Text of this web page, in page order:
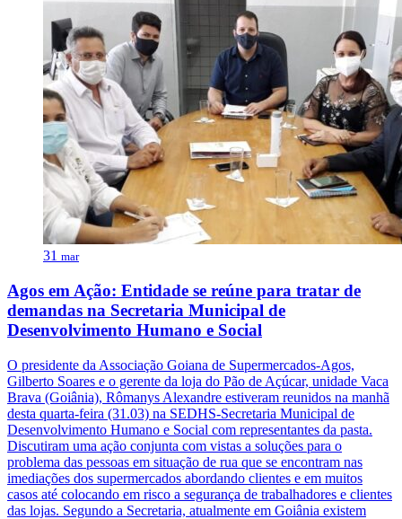
31 mar
Agos em Ação: Entidade se reúne para tratar de
demandas na Secretaria Municipal de
Desenvolvimento Humano e Social
O presidente da Associação Goiana de Supermercados-Agos,
Gilberto Soares e o gerente da loja do Pão de Açúcar, unidade Vaca
Brava (Goiânia), Rômanys Alexandre estiveram reunidos na manhã
desta quarta-feira (31.03) na SEDHS-Secretaria Municipal de
Desenvolvimento Humano e Social com representantes da pasta.
Discutiram uma ação conjunta com vistas a soluções para o
problema das pessoas em situação de rua que se encontram nas
imediações dos supermercados abordando clientes e em muitos
casos até colocando em risco a segurança de trabalhadores e clientes
das lojas. Segundo a Secretaria, atualmente em Goiânia existem